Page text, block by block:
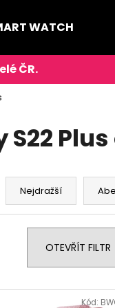
WATCH
Nejdražší
OTEVŘÍT FILTR
Kód:
HLEDAT